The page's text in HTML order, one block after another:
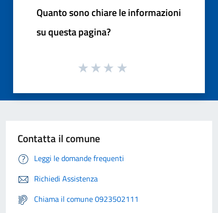
Quanto sono chiare le informazioni
su questa pagina?
Contatta il comune
Leggi le domande frequenti
Richiedi Assistenza
Chiama il comune 0923502111